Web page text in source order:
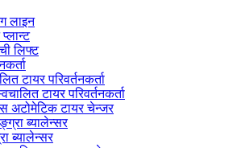
लाइन
लिफ्ट
टायर परिवर्तनकर्ता
टायर परिवर्तनकर्ता
अटोमेटिक टायर चेन्जर
ब्यालेन्सर
ब्यालेन्सर